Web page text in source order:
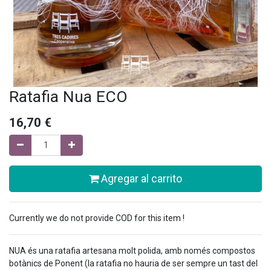
Ratafia Nua ECO
16,70 €
Agregar al carrito
Currently we do not provide COD for this item !
NUA és una ratafia artesana molt polida, amb només compostos
botànics de Ponent (la ratafia no hauria de ser sempre un tast del